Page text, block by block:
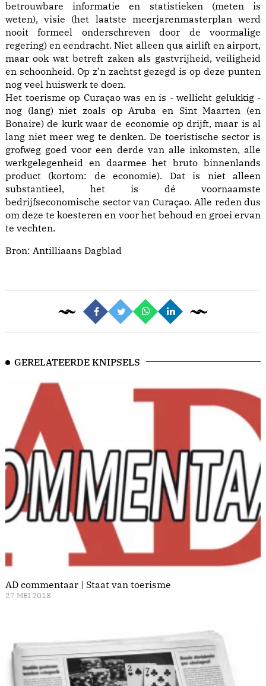
betrouwbare informatie en statistieken (meten is
weten), visie (het laatste meerjarenmasterplan werd
nooit formeel onderschreven door de voormalige
regering) en eendracht. Niet alleen qua airlift en airport,
maar ook wat betreft zaken als gastvrijheid, veiligheid
en schoonheid. Op z’n zachtst gezegd is op deze punten
nog veel huiswerk te doen.
Het toerisme op Curaçao was en is - wellicht gelukkig -
nog (lang) niet zoals op Aruba en Sint Maarten (en
Bonaire) de kurk waar de economie op drijft, maar is al
lang niet meer weg te denken. De toeristische sector is
grofweg goed voor een derde van alle inkomsten, alle
werkgelegenheid en daarmee het bruto binnenlands
product (kortom: de economie). Dat is niet alleen
substantieel, het is dé voornaamste
bedrijfseconomische sector van Curaçao. Alle reden dus
om deze te koesteren en voor het behoud en groei ervan
te vechten.
Bron: Antilliaans Dagblad
GERELATEERDE KNIPSELS
AD commentaar | Staat van toerisme
27 MEI 2018